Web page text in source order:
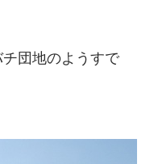
団地のようすで